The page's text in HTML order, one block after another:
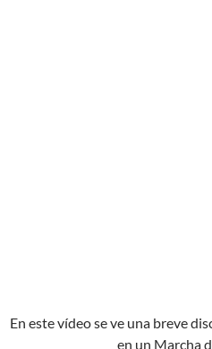
En este vídeo se ve una breve
en un Marcha